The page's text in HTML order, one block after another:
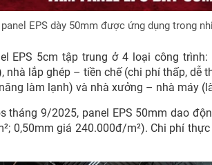
EPS dày 50mm được ứng dụng trong
EPS 5cm tập trung ở 4 loại công
nhà lắp ghép – tiền chế (chi phí thấp, dễ
làm lạnh) và nhà xưởng – nhà máy
tháng 9/2025, panel EPS 50mm dao
0,50mm giá 240.000đ/m²). Chi phí